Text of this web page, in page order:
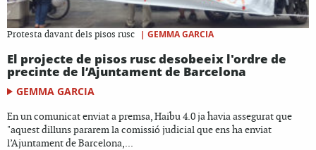
Protesta davant dels pisos rusc | GEMMA GARCIA
El projecte de pisos rusc desobeeix l'ordre de
precinte de l’Ajuntament de Barcelona
GEMMA GARCIA
En un comunicat enviat a premsa, Haibu 4.0 ja havia assegurat que
"aquest dilluns pararem la comissió judicial que ens ha enviat
l’Ajuntament de Barcelona,...